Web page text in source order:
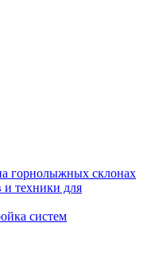
горнолыжных склонах
и техники для
систем